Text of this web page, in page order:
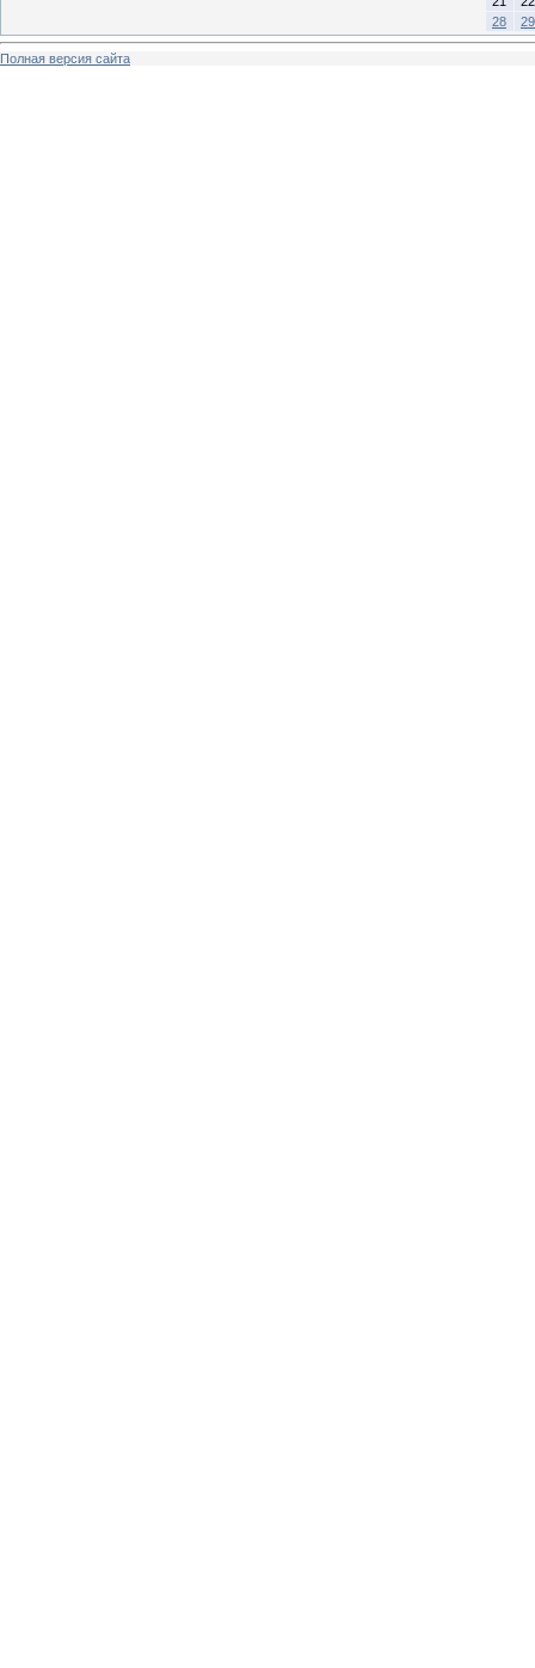
28
29
Полная версия сайта